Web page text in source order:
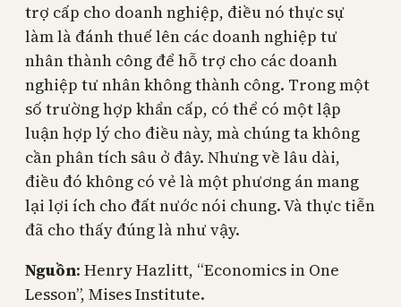
trợ cấp cho doanh nghiệp, điều nó thực sự
làm là đánh thuế lên các doanh nghiệp tư
nhân thành công để hỗ trợ cho các doanh
nghiệp tư nhân không thành công. Trong một
số trường hợp khẩn cấp, có thể có một lập
luận hợp lý cho điều này, mà chúng ta không
cần phân tích sâu ở đây. Nhưng về lâu dài,
điều đó không có vẻ là một phương án mang
lại lợi ích cho đất nước nói chung. Và thực tiễn
đã cho thấy đúng là như vậy.
Nguồn: Henry Hazlitt, “Economics in One
Lesson”, Mises Institute.